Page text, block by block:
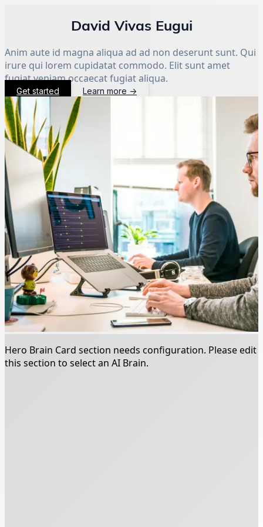
David Vivas Eugui
Anim aute id magna aliqua ad ad non deserunt sunt. Qui
irure qui lorem cupidatat commodo. Elit sunt amet
fugiat veniam occaecat fugiat aliqua.
Get started Learn more →
Hero Brain Card section needs configuration. Please edit
this section to select an AI Brain.